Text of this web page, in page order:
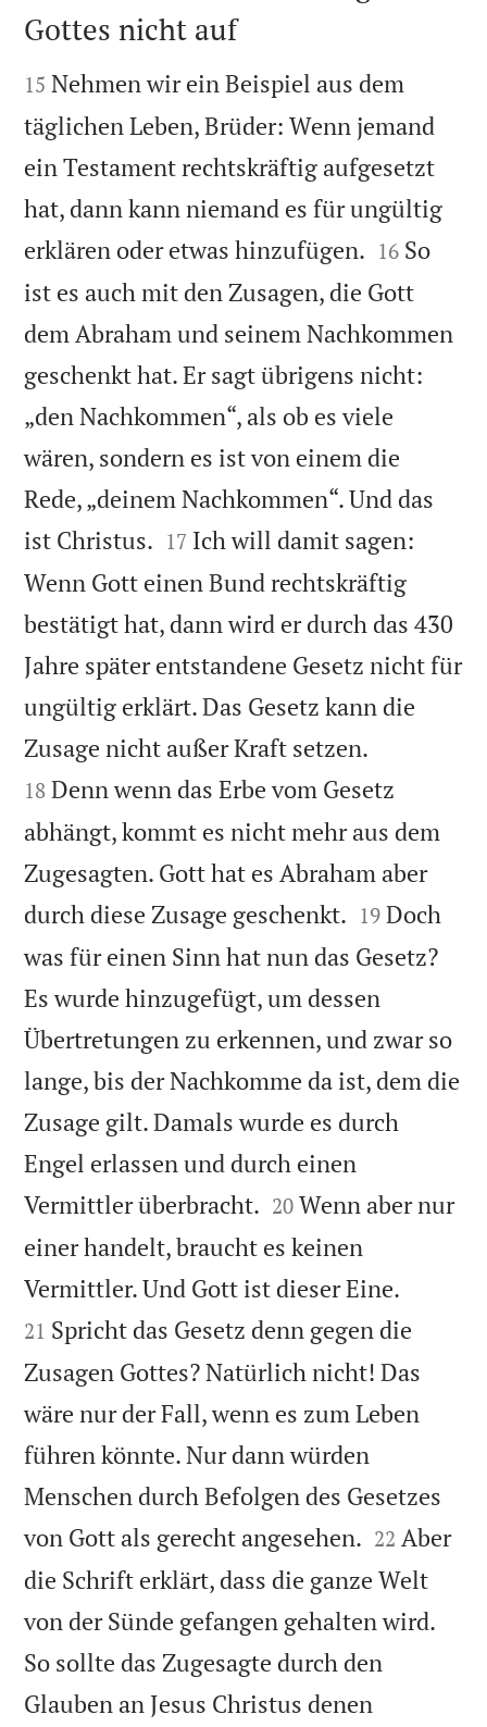

Gottes nicht auf

15 Nehmen wir ein Beispiel aus dem
täglichen Leben, Brüder: Wenn jemand
ein Testament rechtskräftig aufgesetzt
hat, dann kann niemand es für ungültig
erklären oder etwas hinzufügen. 

16 So
ist es auch mit den Zusagen, die Gott
dem Abraham und seinem Nachkommen
geschenkt hat. Er sagt übrigens nicht:
„den Nachkommen“, als ob es viele
wären, sondern es ist von einem die
Rede, „deinem Nachkommen“. Und das
ist Christus. 

17 Ich will damit sagen:
Wenn Gott einen Bund rechtskräftig
bestätigt hat, dann wird er durch das 430
Jahre später entstandene Gesetz nicht für
ungültig erklärt. Das Gesetz kann die
Zusage nicht außer Kraft setzen.
18 Denn wenn das Erbe vom Gesetz
abhängt, kommt es nicht mehr aus dem
Zugesagten. Gott hat es Abraham aber
durch diese Zusage geschenkt. 

19 Doch
was für einen Sinn hat nun das Gesetz?
Es wurde hinzugefügt, um dessen
Übertretungen zu erkennen, und zwar so
lange, bis der Nachkomme da ist, dem die
Zusage gilt. Damals wurde es durch
Engel erlassen und durch einen
Vermittler überbracht. 

20 Wenn aber nur
einer handelt, braucht es keinen
Vermittler. Und Gott ist dieser Eine.
21 Spricht das Gesetz denn gegen die
Zusagen Gottes? Natürlich nicht! Das
wäre nur der Fall, wenn es zum Leben
führen könnte. Nur dann würden
Menschen durch Befolgen des Gesetzes
von Gott als gerecht angesehen. 

22 Aber
die Schrift erklärt, dass die ganze Welt
von der Sünde gefangen gehalten wird.
So sollte das Zugesagte durch den
Glauben an Jesus Christus denen